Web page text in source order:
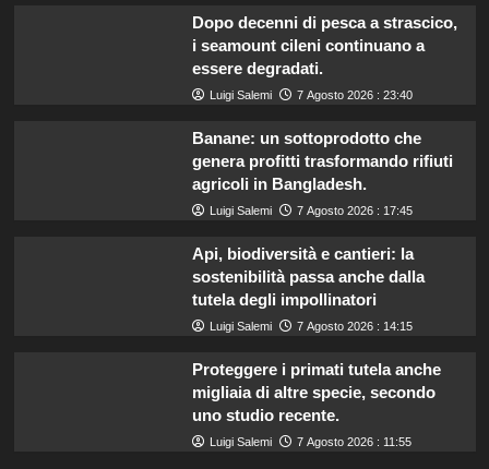
Dopo decenni di pesca a strascico,
i seamount cileni continuano a
essere degradati.
Luigi Salemi 7 Agosto 2026 : 23:40
Banane: un sottoprodotto che
genera profitti trasformando rifiuti
agricoli in Bangladesh.
Luigi Salemi 7 Agosto 2026 : 17:45
Api, biodiversità e cantieri: la
sostenibilità passa anche dalla
tutela degli impollinatori
Luigi Salemi 7 Agosto 2026 : 14:15
Proteggere i primati tutela anche
migliaia di altre specie, secondo
uno studio recente.
Luigi Salemi 7 Agosto 2026 : 11:55